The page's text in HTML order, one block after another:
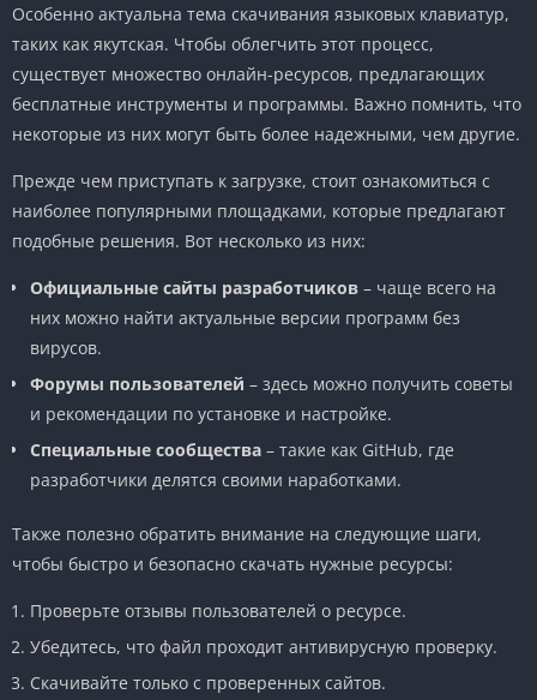
Особенно актуальна тема скачивания языковых клавиатур,
таких как якутская. Чтобы облегчить этот процесс,
существует множество онлайн-ресурсов, предлагающих
бесплатные инструменты и программы. Важно помнить, что
некоторые из них могут быть более надежными, чем другие.
Прежде чем приступать к загрузке, стоит ознакомиться с
наиболее популярными площадками, которые предлагают
подобные решения. Вот несколько из них:
Официальные сайты разработчиков – чаще всего на
них можно найти актуальные версии программ без
вирусов.
Форумы пользователей – здесь можно получить советы
и рекомендации по установке и настройке.
Специальные сообщества – такие как GitHub, где
разработчики делятся своими наработками.
Также полезно обратить внимание на следующие шаги,
чтобы быстро и безопасно скачать нужные ресурсы:
Проверьте отзывы пользователей о ресурсе.
Убедитесь, что файл проходит антивирусную проверку.
Скачивайте только с проверенных сайтов.